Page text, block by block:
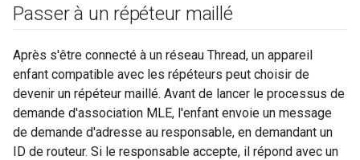
Passer à un répéteur maillé
Après s'être connecté à un réseau Thread, un appareil
enfant compatible avec les répéteurs peut choisir de
devenir un répéteur maillé. Avant de lancer le processus de
demande d'association MLE, l'enfant envoie un message
de demande d'adresse au responsable, en demandant un
ID de routeur. Si le responsable accepte, il répond avec un